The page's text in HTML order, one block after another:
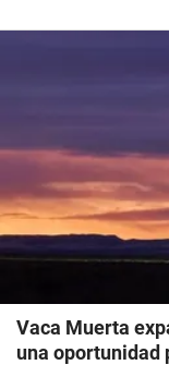
Vaca Muerta
una oportunidad